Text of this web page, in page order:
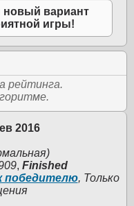
новый вариант
игры!
рейтинга.
2016
, Finished
победителю, Только